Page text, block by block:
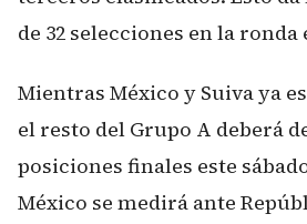
de 32 selecciones en la
Mientras México y Suiva ya
el resto del Grupo A deberá
posiciones finales este
México se medirá ante